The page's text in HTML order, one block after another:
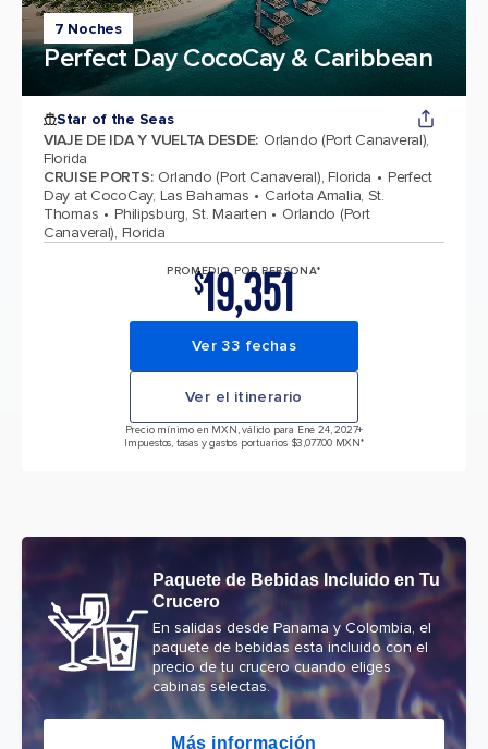
7 Noches
Perfect Day CocoCay & Caribbean
Star of the Seas
VIAJE DE IDA Y VUELTA DESDE: Orlando (Port Canaveral),
Florida
CRUISE PORTS: Orlando (Port Canaveral), Florida
Perfect
Day at CocoCay, Las Bahamas
Carlota Amalia, St.
Thomas
Philipsburg, St. Maarten
Orlando (Port
Canaveral), Florida
PROMEDIO POR PERSONA*
$19,351
Ver 33 fechas
Ver el itinerario
Precio mínimo en MXN, válido para Ene 24, 2027+
Impuestos, tasas y gastos portuarios $3,077.00 MXN*
Paquete de Bebidas Incluido en Tu
Crucero
En salidas desde Panama y Colombia, el
paquete de bebidas esta incluido con el
precio de tu crucero cuando eliges
cabinas selectas.
Más información